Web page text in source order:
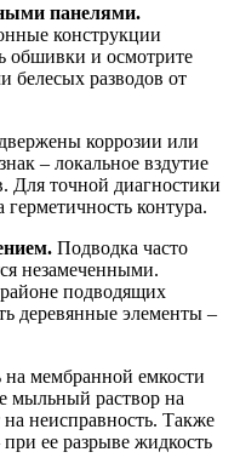
панелями.
конструкции
обшивки и осмотрите
белесых разводов от
коррозии или
– локальное вздутие
Для точной диагностики
герметичность контура.
Подводка часто
незамеченными.
подводящих
деревянные элементы –
мембранной емкости
мыльный раствор на
неисправность. Также
ее разрыве жидкость